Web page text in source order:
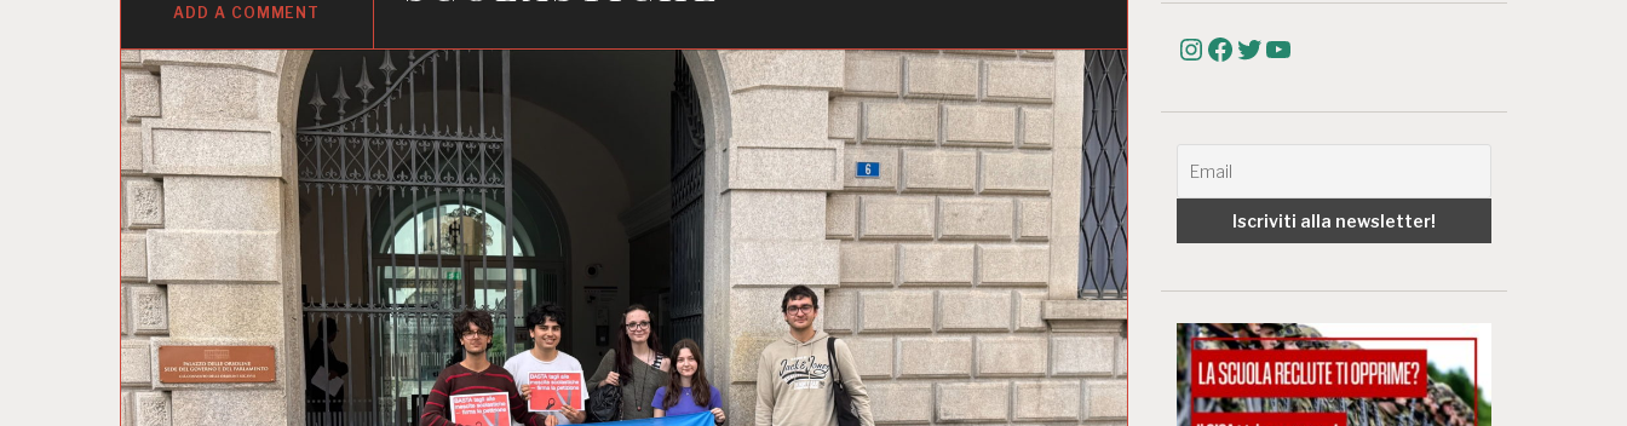
ADD A COMMENT
Instagram
Facebook
Twitter
YouTube